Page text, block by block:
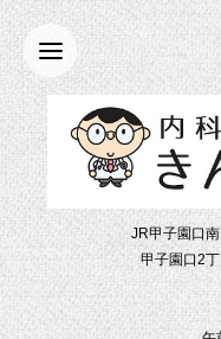
JR甲子園口
甲子園口2丁